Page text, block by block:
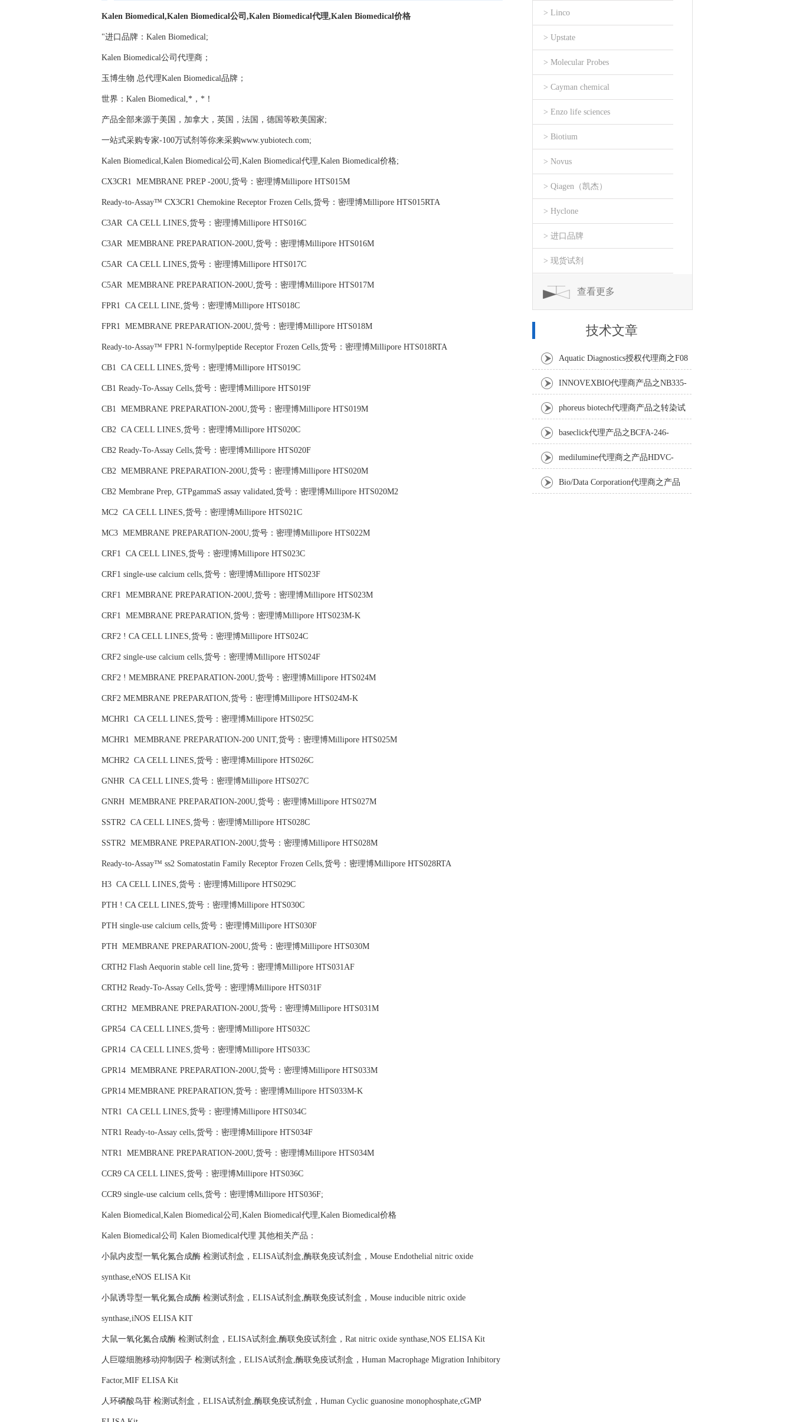
Kalen Biomedical,Kalen Biomedical公司,Kalen Biomedical代理,Kalen Biomedical价格
"进口品牌：Kalen Biomedical;
Kalen Biomedical公司代理商；
玉博生物 总代理Kalen Biomedical品牌；
世界：Kalen Biomedical,*，*！
产品全部来源于美国，加拿大，英国，法国，德国等欧美国家;
一站式采购专家-100万试剂等你来采购www.yubiotech.com;
Kalen Biomedical,Kalen Biomedical公司,Kalen Biomedical代理,Kalen Biomedical价格;
CX3CR1 MEMBRANE PREP -200U,货号：密理博Millipore HTS015M
Ready-to-Assay™ CX3CR1 Chemokine Receptor Frozen Cells,货号：密理博Millipore HTS015RTA
C3AR CA CELL LINES,货号：密理博Millipore HTS016C
C3AR MEMBRANE PREPARATION-200U,货号：密理博Millipore HTS016M
C5AR CA CELL LINES,货号：密理博Millipore HTS017C
C5AR MEMBRANE PREPARATION-200U,货号：密理博Millipore HTS017M
FPR1 CA CELL LINE,货号：密理博Millipore HTS018C
FPR1 MEMBRANE PREPARATION-200U,货号：密理博Millipore HTS018M
Ready-to-Assay™ FPR1 N-formylpeptide Receptor Frozen Cells,货号：密理博Millipore HTS018RTA
CB1 CA CELL LINES,货号：密理博Millipore HTS019C
CB1 Ready-To-Assay Cells,货号：密理博Millipore HTS019F
CB1 MEMBRANE PREPARATION-200U,货号：密理博Millipore HTS019M
CB2 CA CELL LINES,货号：密理博Millipore HTS020C
CB2 Ready-To-Assay Cells,货号：密理博Millipore HTS020F
CB2 MEMBRANE PREPARATION-200U,货号：密理博Millipore HTS020M
CB2 Membrane Prep, GTPgammaS assay validated,货号：密理博Millipore HTS020M2
MC2 CA CELL LINES,货号：密理博Millipore HTS021C
MC3 MEMBRANE PREPARATION-200U,货号：密理博Millipore HTS022M
CRF1 CA CELL LINES,货号：密理博Millipore HTS023C
CRF1 single-use calcium cells,货号：密理博Millipore HTS023F
CRF1 MEMBRANE PREPARATION-200U,货号：密理博Millipore HTS023M
CRF1 MEMBRANE PREPARATION,货号：密理博Millipore HTS023M-K
CRF2 ! CA CELL LINES,货号：密理博Millipore HTS024C
CRF2 single-use calcium cells,货号：密理博Millipore HTS024F
CRF2 ! MEMBRANE PREPARATION-200U,货号：密理博Millipore HTS024M
CRF2 MEMBRANE PREPARATION,货号：密理博Millipore HTS024M-K
MCHR1 CA CELL LINES,货号：密理博Millipore HTS025C
MCHR1 MEMBRANE PREPARATION-200 UNIT,货号：密理博Millipore HTS025M
MCHR2 CA CELL LINES,货号：密理博Millipore HTS026C
GNHR CA CELL LINES,货号：密理博Millipore HTS027C
GNRH MEMBRANE PREPARATION-200U,货号：密理博Millipore HTS027M
SSTR2 CA CELL LINES,货号：密理博Millipore HTS028C
SSTR2 MEMBRANE PREPARATION-200U,货号：密理博Millipore HTS028M
Ready-to-Assay™ ss2 Somatostatin Family Receptor Frozen Cells,货号：密理博Millipore HTS028RTA
H3 CA CELL LINES,货号：密理博Millipore HTS029C
PTH ! CA CELL LINES,货号：密理博Millipore HTS030C
PTH single-use calcium cells,货号：密理博Millipore HTS030F
PTH MEMBRANE PREPARATION-200U,货号：密理博Millipore HTS030M
CRTH2 Flash Aequorin stable cell line,货号：密理博Millipore HTS031AF
CRTH2 Ready-To-Assay Cells,货号：密理博Millipore HTS031F
CRTH2 MEMBRANE PREPARATION-200U,货号：密理博Millipore HTS031M
GPR54 CA CELL LINES,货号：密理博Millipore HTS032C
GPR14 CA CELL LINES,货号：密理博Millipore HTS033C
GPR14 MEMBRANE PREPARATION-200U,货号：密理博Millipore HTS033M
GPR14 MEMBRANE PREPARATION,货号：密理博Millipore HTS033M-K
NTR1 CA CELL LINES,货号：密理博Millipore HTS034C
NTR1 Ready-to-Assay cells,货号：密理博Millipore HTS034F
NTR1 MEMBRANE PREPARATION-200U,货号：密理博Millipore HTS034M
CCR9 CA CELL LINES,货号：密理博Millipore HTS036C
CCR9 single-use calcium cells,货号：密理博Millipore HTS036F;
Kalen Biomedical,Kalen Biomedical公司,Kalen Biomedical代理,Kalen Biomedical价格
Kalen Biomedical公司 Kalen Biomedical代理 其他相关产品：
小鼠内皮型一氧化氮合成酶 检测试剂盒，ELISA试剂盒,酶联免疫试剂盒，Mouse Endothelial nitric oxide
synthase,eNOS ELISA Kit
小鼠诱导型一氧化氮合成酶 检测试剂盒，ELISA试剂盒,酶联免疫试剂盒，Mouse inducible nitric oxide
synthase,iNOS ELISA KIT
大鼠一氧化氮合成酶 检测试剂盒，ELISA试剂盒,酶联免疫试剂盒，Rat nitric oxide synthase,NOS ELISA Kit
人巨噬细胞移动抑制因子 检测试剂盒，ELISA试剂盒,酶联免疫试剂盒，Human Macrophage Migration Inhibitory
Factor,MIF ELISA Kit
人环磷酸鸟苷 检测试剂盒，ELISA试剂盒,酶联免疫试剂盒，Human Cyclic guanosine monophosphate,cGMP
> Linco
> Upstate
> Molecular Probes
> Cayman chemical
> Enzo life sciences
> Biotium
> Novus
> Qiagen（凯杰）
> Hyclone
> 进口品牌
> 现货试剂
查看更多
技术文章
Aquatic Diagnostics授权代理商之F08
Anti-Turbot IgM monoclonal antibody
INNOVEXBIO代理商产品之NB335-
60-60ML Fc Receptor Blocker – Azide-Free
phoreus biotech代理商产品之转染试
剂BAPtofect-25 5mg kit
baseclick代理产品之BCFA-246-
5mg，Tri-β-GalNAc-PEG3-Azide
medilumine代理商之产品HDVC-
121，Fenestra HDVC动物CT造影剂
Bio/Data Corporation代理商之产品